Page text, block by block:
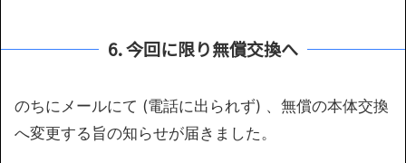
6. 今回に限り無償交換へ
のちにメールにて (電話に出られず) 、無償の本体交換
へ変更する旨の知らせが届きました。